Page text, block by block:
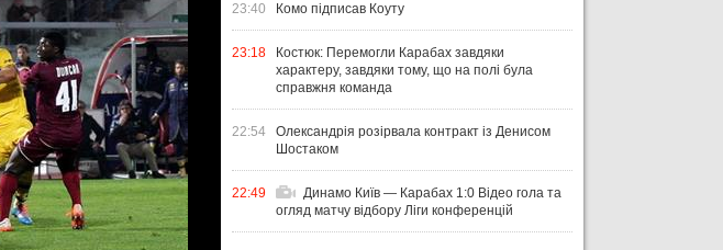
23:40 Комо підписав Коуту
23:18
Костюк: Перемогли Карабах завдяки
характеру, завдяки тому, що на полі була
справжня команда
22:54
Олександрія розірвала контракт із Денисом
Шостаком
22:49
Динамо Київ — Карабах 1:0 Відео гола та
огляд матчу відбору Ліги конференцій